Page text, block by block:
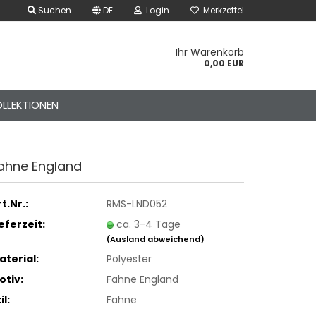
Suchen DE Login Merkzettel
Ihr Warenkorb
0,00 EUR
Gürtel – Canvas &
Style
Handschuhe – Rock
Eng­land
RMS-LND052
ca. 3-4 Tage
(Ausland abweichend)
Polyester
Fahne England
Fahne